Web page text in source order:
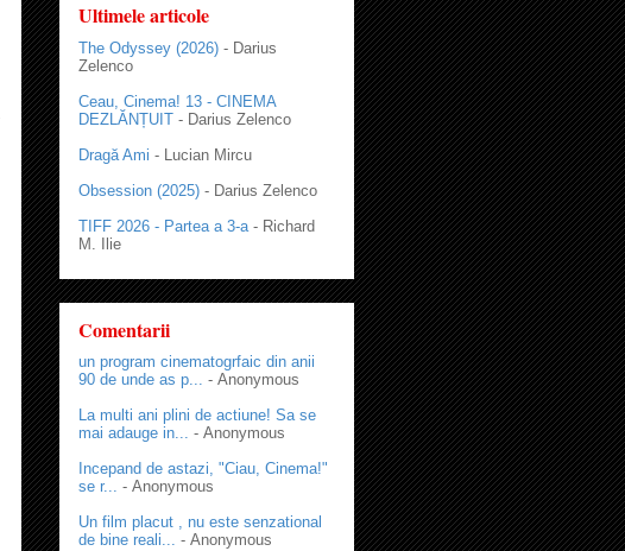
Ultimele articole
The Odyssey (2026) - Darius
Zelenco
Ceau, Cinema! 13 - CINEMA
DEZLĂNȚUIT - Darius Zelenco
Dragă Ami - Lucian Mircu
Obsession (2025) - Darius Zelenco
TIFF 2026 - Partea a 3-a - Richard
M. Ilie
Comentarii
un program cinematogrfaic din anii
90 de unde as p... - Anonymous
La multi ani plini de actiune! Sa se
mai adauge in... - Anonymous
Incepand de astazi, "Ciau, Cinema!"
se r... - Anonymous
Un film placut , nu este senzational
de bine reali... - Anonymous